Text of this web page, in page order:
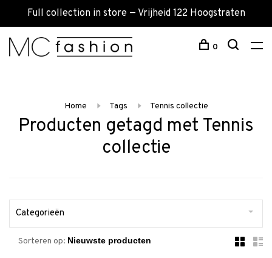
Full collection in store — Vrijheid 122 Hoogstraten
0
Home Tags Tennis collectie
Producten getagd met Tennis
collectie
Categorieën
Sorteren op: